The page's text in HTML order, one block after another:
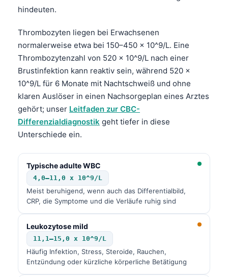
hindeuten.
Thrombozyten liegen bei Erwachsenen
normalerweise etwa bei 150–450 x 10^9/L. Eine
Thrombozytenzahl von 520 x 10^9/L nach einer
Brustinfektion kann reaktiv sein, während 520 x
10^9/L für 6 Monate mit Nachtschweiß und ohne
klaren Auslöser in einen Nachsorgeplan eines Arztes
gehört; unser Leitfaden zur CBC-
Differenzialdiagnostik geht tiefer in diese
Unterschiede ein.
Typische adulte WBC
4,0–11,0 x 10^9/L
Meist beruhigend, wenn auch das Differentialbild,
CRP, die Symptome und die Verläufe ruhig sind
Leukozytose mild
11,1–15,0 x 10^9/L
Häufig Infektion, Stress, Steroide, Rauchen,
Entzündung oder kürzliche körperliche Betätigung